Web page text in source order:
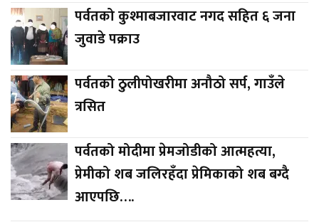
पर्वतको कुश्माबजारवाट नगद सहित ६ जना
जुवाडे पक्राउ
पर्वतको ठुलीपोखरीमा अनौठो सर्प, गाउँले
त्रसित
पर्वतको मोदीमा प्रेमजोडीको आत्महत्या,
प्रेमीको शब जलिरहँदा प्रेमिकाको शब बग्दै
आएपछि….